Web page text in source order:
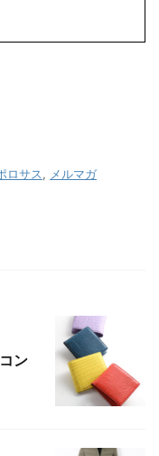
ロサス, メルマガ
ン